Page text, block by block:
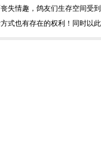
失情趣，鸽友们生存空间受
也有存在的权利！同时以